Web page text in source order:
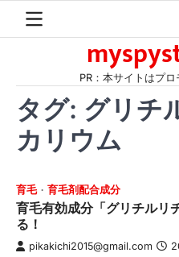
PR：本サイトはプ
タグ: グリチ
カリウム
育毛 育毛剤配合成分
育毛有効成分「グリチルリ
る！
pikakichi2015@gmail.com